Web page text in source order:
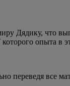
Дядику, что
опыта в
переведя все